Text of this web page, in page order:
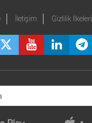
İletişim Gizlilik İlkeleri